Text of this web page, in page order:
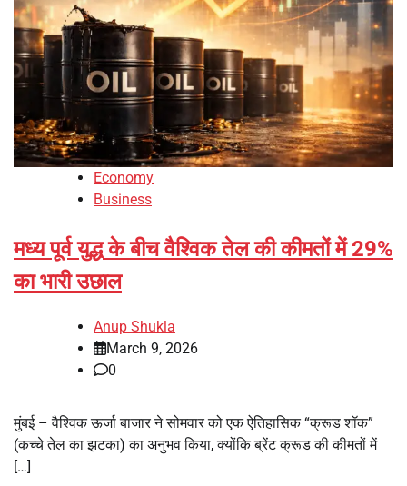
Economy
Business
मध्य पूर्व युद्ध के बीच वैश्विक तेल की कीमतों में 29%
का भारी उछाल
Anup Shukla
March 9, 2026
0
मुंबई – वैश्विक ऊर्जा बाजार ने सोमवार को एक ऐतिहासिक “क्रूड शॉक”
(कच्चे तेल का झटका) का अनुभव किया, क्योंकि ब्रेंट क्रूड की कीमतों में
[…]